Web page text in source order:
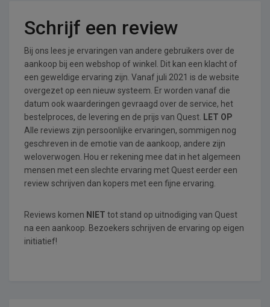
Schrijf een review
Bij ons lees je ervaringen van andere gebruikers over de
aankoop bij een webshop of winkel. Dit kan een klacht of
een geweldige ervaring zijn. Vanaf juli 2021 is de website
overgezet op een nieuw systeem. Er worden vanaf die
datum ook waarderingen gevraagd over de service, het
bestelproces, de levering en de prijs van Quest. LET OP
Alle reviews zijn persoonlijke ervaringen, sommigen nog
geschreven in de emotie van de aankoop, andere zijn
weloverwogen. Hou er rekening mee dat in het algemeen
mensen met een slechte ervaring met Quest eerder een
review schrijven dan kopers met een fijne ervaring.
Reviews komen NIET tot stand op uitnodiging van Quest
na een aankoop. Bezoekers schrijven de ervaring op eigen
initiatief!